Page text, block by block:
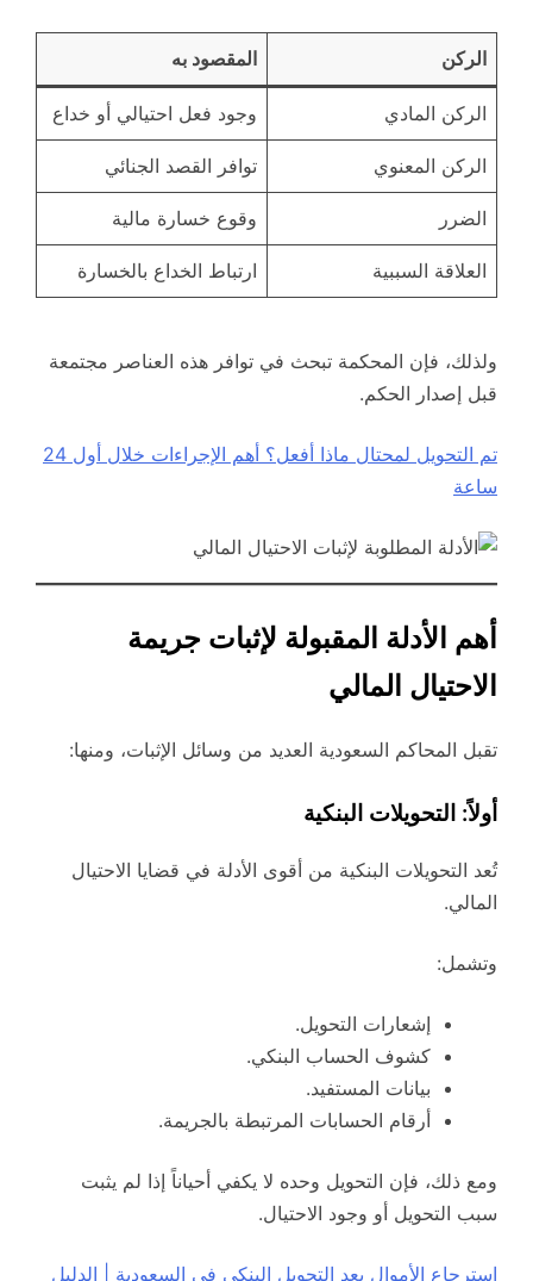
الركن المقصود به
الركن المادي وجود فعل احتيالي أو خداع
الركن المعنوي توافر القصد الجنائي
الضرر وقوع خسارة مالية
العلاقة السببية ارتباط الخداع بالخسارة
ولذلك، فإن المحكمة تبحث في توافر هذه العناصر مجتمعة
قبل إصدار الحكم.
تم التحويل لمحتال ماذا أفعل؟ أهم الإجراءات خلال أول 24
ساعة
أهم الأدلة المقبولة لإثبات جريمة
الاحتيال المالي
تقبل المحاكم السعودية العديد من وسائل الإثبات، ومنها:
أولاً: التحويلات البنكية
تُعد التحويلات البنكية من أقوى الأدلة في قضايا الاحتيال
المالي.
وتشمل:
إشعارات التحويل.
كشوف الحساب البنكي.
بيانات المستفيد.
أرقام الحسابات المرتبطة بالجريمة.
ومع ذلك، فإن التحويل وحده لا يكفي أحياناً إذا لم يثبت
سبب التحويل أو وجود الاحتيال.
استرجاع الأموال بعد التحويل البنكي في السعودية | الدليل